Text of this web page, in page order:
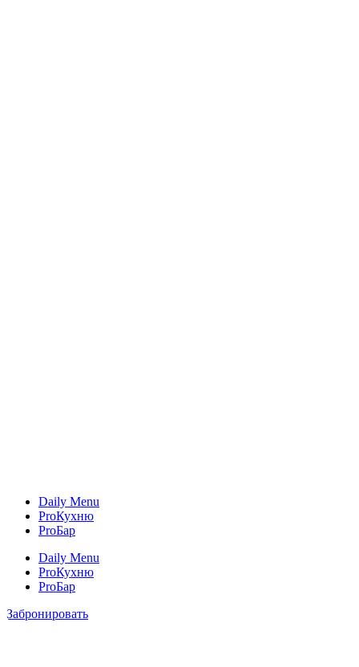
Daily Menu
ProКухню
ProБар
Daily Menu
ProКухню
ProБар
Забронировать